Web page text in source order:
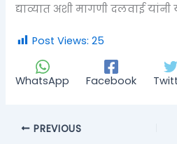
द्याव्यात अशी मागणी दलवाई
Post Views: 25
WhatsApp Facebook
PREVIOUS